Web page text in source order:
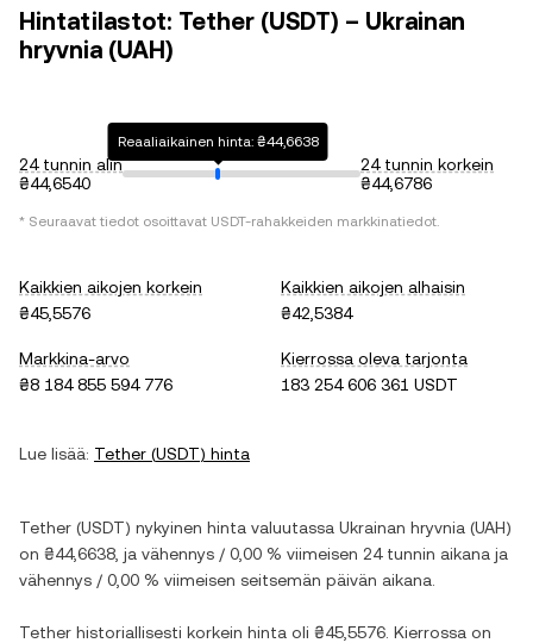
Hintatilastot: Tether (USDT) – Ukrainan
hryvnia (UAH)
24 tunnin alin
₴44,6540
Reaaliaikainen hinta: ₴44,6638
24 tunnin korkein
₴44,6786
* Seuraavat tiedot osoittavat USDT-rahakkeiden markkinatiedot.
Kaikkien aikojen korkein
₴45,5576
Kaikkien aikojen alhaisin
₴42,5384
Markkina-arvo
₴8 184 855 594 776
Kierrossa oleva tarjonta
183 254 606 361 USDT
Lue lisää: Tether (USDT) hinta
Tether (USDT) nykyinen hinta valuutassa Ukrainan hryvnia (UAH)
on ₴44,6638 , ja vähennys / 0,00 % viimeisen 24 tunnin aikana ja
vähennys / 0,00 % viimeisen seitsemän päivän aikana.
Tether historiallisesti korkein hinta oli ₴45,5576 . Kierrossa on